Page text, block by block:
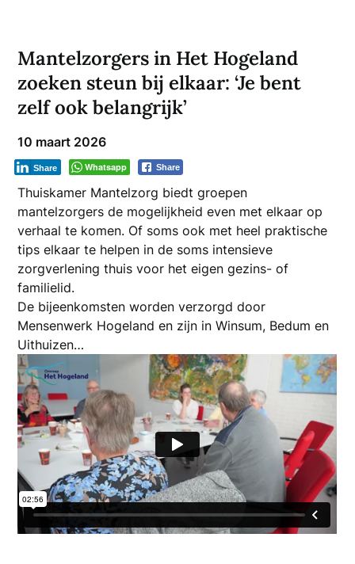
Mantelzorgers in Het Hogeland
zoeken steun bij elkaar: ‘Je bent
zelf ook belangrijk’
10 maart 2026
Whatsapp Share
Share
Thuiskamer Mantelzorg biedt groepen
mantelzorgers de mogelijkheid even met elkaar op
verhaal te komen. Of soms ook met heel praktische
tips elkaar te helpen in de soms intensieve
zorgverlening thuis voor het eigen gezins- of
familielid.
De bijeenkomsten worden verzorgd door
Mensenwerk Hogeland en zijn in Winsum, Bedum en
Uithuizen…